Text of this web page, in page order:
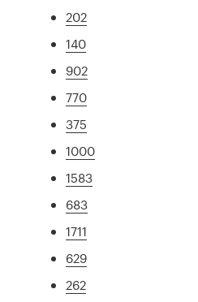
202
140
902
770
375
1000
1583
683
1711
629
262